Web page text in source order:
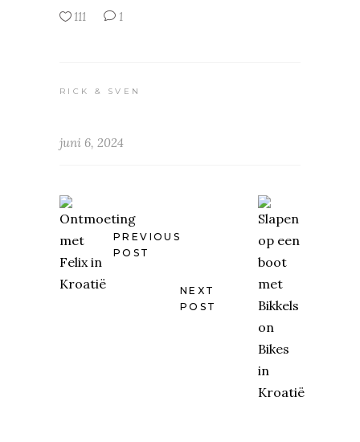
111 1
RICK & SVEN
juni 6, 2024
PREVIOUS
POST
NEXT
POST